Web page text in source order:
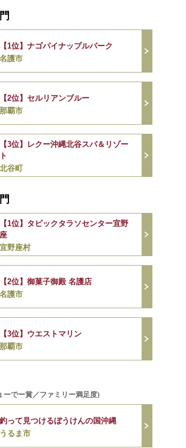
【1位】ナゴパイナップルパーク
名護市
【2位】セルリアンブルー
那覇市
【3位】レクー沖縄北谷スパ＆リゾー
ト
北谷町
【1位】タピックタラソセンター宜野
座
宜野座村
【2位】御菓子御殿 名護店
名護市
【3位】ウエストマリン
那覇市
ーでー賞／ファミリー満足度)
釣って見つけるぼうけんの国沖縄
うるま市